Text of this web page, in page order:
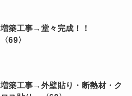
増築工事→堂々完成！！
〈69〉
増築工事→外壁貼り・断熱材・ク